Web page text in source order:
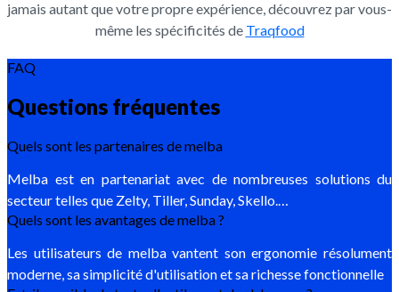
jamais autant que votre propre expérience, découvrez par vous-
même les spécificités de Traqfood
FAQ
Questions fréquentes
Quels sont les partenaires de melba
Melba est en partenariat avec de nombreuses solutions du
secteur telles que Zelty, Tiller, Sunday, Skello.…
Quels sont les avantages de melba ?
Les utilisateurs de melba vantent son ergonomie résolument
moderne, sa simplicité d'utilisation et sa richesse fonctionnelle